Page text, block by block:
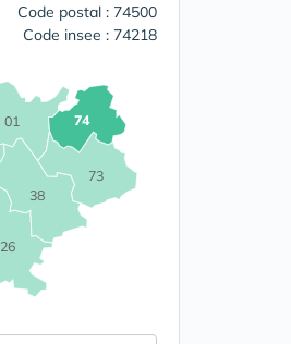
Code postal : 74500
Code insee : 74218
01
26
38
73
74